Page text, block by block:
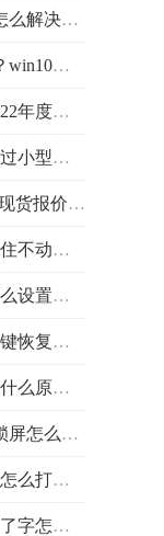
屏重启怎么办？
径在哪里？
”数字化转
沙土瓦砾掩
下跌的趋势
卡死画面定住怎
关机？电脑设置
了怎么办？电
解决办法 电脑
脑几分钟自动锁屏
哪里？如何输入
不了字怎么解锁